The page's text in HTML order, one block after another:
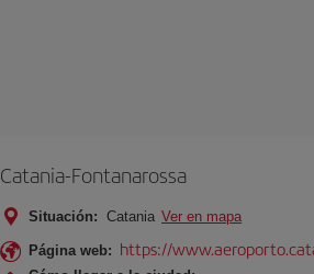
Catania-Fontanarossa
Situación: Catania Ver en mapa
Página web: https://